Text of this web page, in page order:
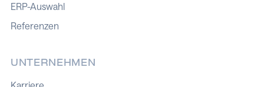
ERP-Auswahl
Referenzen
UNTERNEHMEN